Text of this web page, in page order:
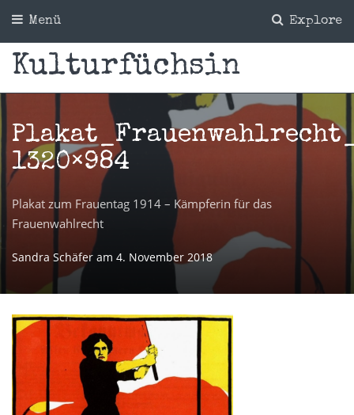
Explore
Menü
Kulturfüchsin
1320×984
Plakat zum Frauentag 1914 – Kämpferin für das
Frauenwahlrecht
Sandra Schäfer am 4. November 2018